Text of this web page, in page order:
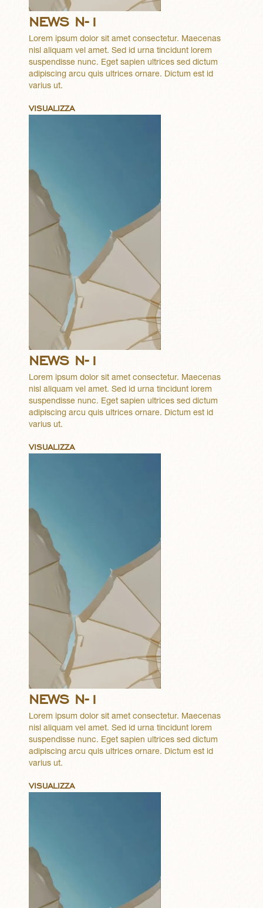
NEWS N-1
Lorem ipsum dolor sit amet consectetur. Maecenas
nisl aliquam vel amet. Sed id urna tincidunt lorem
suspendisse nunc. Eget sapien ultrices sed dictum
adipiscing arcu quis ultrices ornare. Dictum est id
varius ut.
VISUALIZZA
NEWS N-1
Lorem ipsum dolor sit amet consectetur. Maecenas
nisl aliquam vel amet. Sed id urna tincidunt lorem
suspendisse nunc. Eget sapien ultrices sed dictum
adipiscing arcu quis ultrices ornare. Dictum est id
varius ut.
VISUALIZZA
NEWS N-1
Lorem ipsum dolor sit amet consectetur. Maecenas
nisl aliquam vel amet. Sed id urna tincidunt lorem
suspendisse nunc. Eget sapien ultrices sed dictum
adipiscing arcu quis ultrices ornare. Dictum est id
varius ut.
VISUALIZZA